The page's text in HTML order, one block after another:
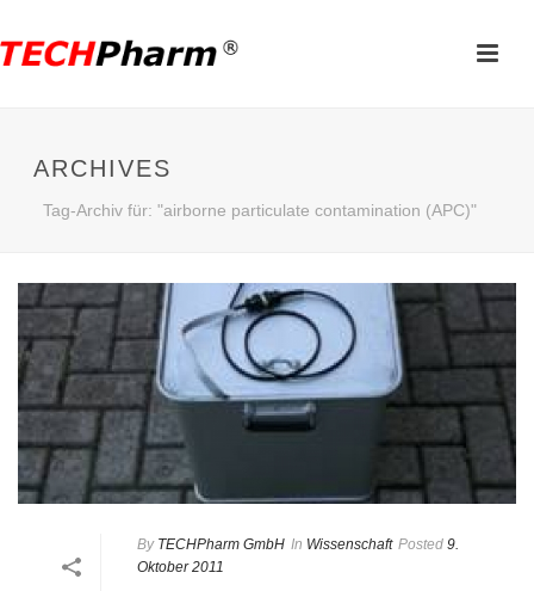
ARCHIVES
Tag-Archiv für: "airborne particulate contamination (APC)"
By TECHPharm GmbH In Wissenschaft Posted 9.
Oktober 2011